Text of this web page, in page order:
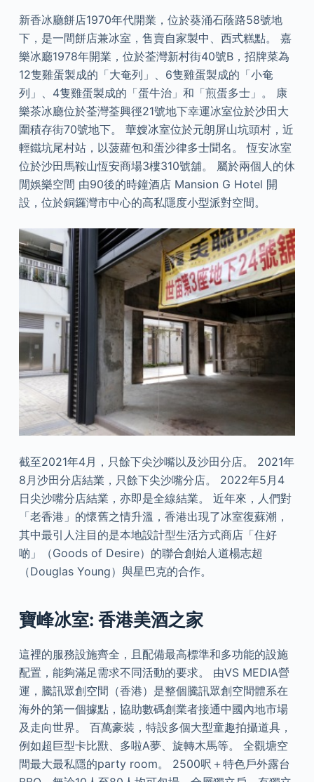
新香冰廳餅店1970年代開業，位於葵涌石蔭路58號地
下，是一間餅店兼冰室，售賣自家製中、西式糕點。 嘉
樂冰廳1978年開業，位於荃灣新村街40號B，招牌菜為
12隻雞蛋製成的「大奄列」、6隻雞蛋製成的「小奄
列」、4隻雞蛋製成的「蛋牛治」和「煎蛋多士」。 康
樂茶冰廳位於荃灣荃興徑21號地下幸運冰室位於沙田大
圍積存街70號地下。 華嫂冰室位於元朗屏山坑頭村，近
輕鐵坑尾村站，以菠蘿包和蛋沙律多士聞名。 恆安冰室
位於沙田馬鞍山恆安商場3樓310號舖。 屬於兩個人的休
閒娛樂空間 由90後的時鐘酒店 Mansion G Hotel 開
設，位於銅鑼灣市中心的高私隱度小型派對空間。
截至2021年4月，只餘下尖沙嘴以及沙田分店。 2021年
8月沙田分店結業，只餘下尖沙嘴分店。 2022年5月4
日尖沙嘴分店結業，亦即是全線結業。 近年來，人們對
「老香港」的懷舊之情升溫，香港出現了冰室復蘇潮，
其中最引人注目的是本地設計型生活方式商店「住好
啲」（Goods of Desire）的聯合創始人道楊志超
（Douglas Young）與星巴克的合作。
寶峰冰室: 香港美酒之家
這裡的服務設施齊全，且配備最高標準和多功能的設施
配置，能夠滿足需求不同活動的要求。 由VS MEDIA營
運，騰訊眾創空間（香港）是整個騰訊眾創空間體系在
海外的第一個據點，協助數碼創業者接通中國內地市場
及走向世界。 百萬豪裝，特設多個大型童趣拍攝道具，
例如超巨型卡比獸、多啦A夢、旋轉木馬等。 全觀塘空
間最大最私隱的party room。 2500呎＋特色戶外露台